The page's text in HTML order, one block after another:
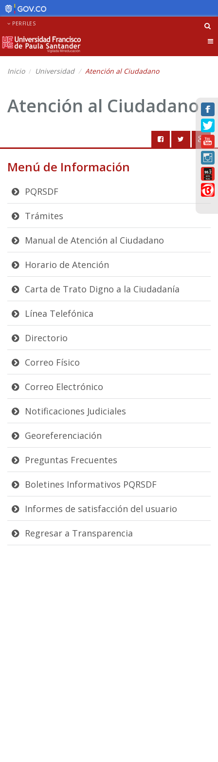
PERFILES
Inicio Universidad Atención al Ciudadano
Atención al Ciudadano
Menú de Información
PQRSDF
Trámites
Manual de Atención al Ciudadano
Horario de Atención
Carta de Trato Digno a la Ciudadanía
Línea Telefónica
Directorio
Correo Físico
Correo Electrónico
Notificaciones Judiciales
Georeferenciación
Preguntas Frecuentes
Boletines Informativos PQRSDF
Informes de satisfacción del usuario
Regresar a Transparencia